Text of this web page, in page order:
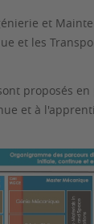
et
et les
proposés
et à